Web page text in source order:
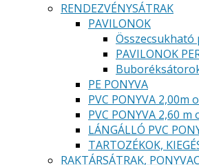
RENDEZVÉNYSÁTRAK
PAVILONOK
PAVILONOK
PE PONYVA
PVC PONYVA 2,00m
PVC PONYVA 2,60
LÁNGÁLLÓ PVC
TARTOZÉKOK,
RAKTÁRSÁTRAK,